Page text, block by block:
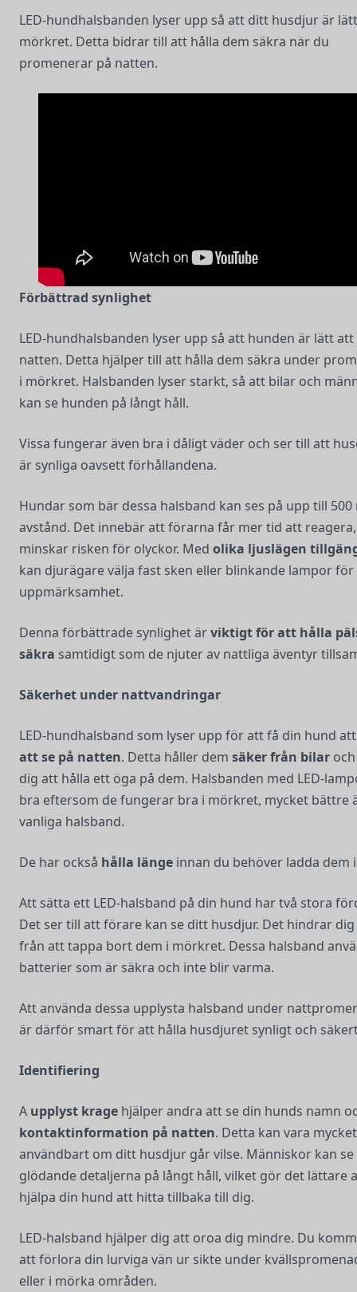
LED-hundhalsbanden lyser upp så att ditt husdjur är
mörkret. Detta bidrar till att hålla dem säkra när du
promenerar på natten.
Förbättrad synlighet
LED-hundhalsbanden lyser upp så att hunden är lätt att
natten. Detta hjälper till att hålla dem säkra under
i mörkret. Halsbanden lyser starkt, så att bilar och
kan se hunden på långt håll.
Vissa fungerar även bra i dåligt väder och ser till att
är synliga oavsett förhållandena.
Hundar som bär dessa halsband kan ses på upp till
avstånd. Det innebär att förarna får mer tid att
minskar risken för olyckor. Med olika ljuslägen
kan djurägare välja fast sken eller blinkande lampor
uppmärksamhet.
Denna förbättrade synlighet ärviktigt för att hålla
säkra samtidigt som de njuter av nattliga äventyr
Säkerhet under nattvandringar
LED-hundhalsband som lyser upp för att få din hund
att se på natten. Detta håller dem säker från bilar
dig att hålla ett öga på dem. Halsbanden med LED-
bra eftersom de fungerar bra i mörkret, mycket bättre
vanliga halsband.
De har också hålla länge innan du behöver ladda dem
Att sätta ett LED-halsband på din hund har två stora
Det ser till att förare kan se ditt husdjur. Det hindrar dig
från att tappa bort dem i mörkret. Dessa halsband
batterier som är säkra och inte blir varma.
Att använda dessa upplysta halsband under
är därför smart för att hålla husdjuret synligt och
Identifiering
A upplyst krage hjälper andra att se din hunds namn
kontaktinformation på natten. Detta kan vara mycket
användbart om ditt husdjur går vilse. Människor kan se
glödande detaljerna på långt håll, vilket gör det lättare
hjälpa din hund att hitta tillbaka till dig.
LED-halsband hjälper dig att oroa dig mindre. Du
att förlora din lurviga vän ur sikte under
eller i mörka områden.